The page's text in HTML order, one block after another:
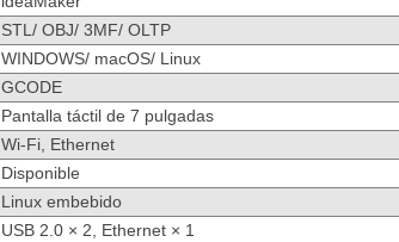
STL/ OBJ/ 3MF/ OLTP
WINDOWS/ macOS/ Linux
GCODE
Pantalla táctil de 7 pulgadas
Wi-Fi, Ethernet
Disponible
Linux embebido
USB 2.0 × 2, Ethernet × 1